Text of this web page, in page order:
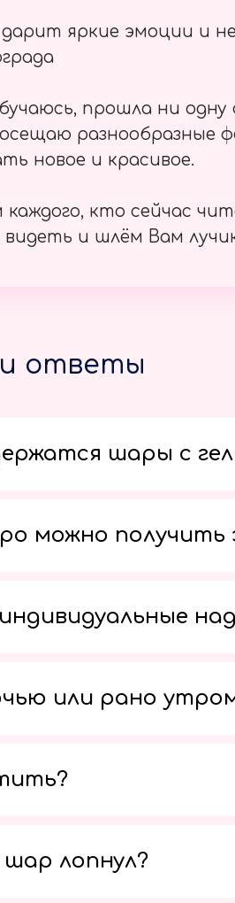
яркие эмоции и
прошла ни одну
разнообразные
новое и красивое.
каждого, кто сейчас
видеть и шлём Вам
ответы
шары с
можно получить
или рано
лопнул?